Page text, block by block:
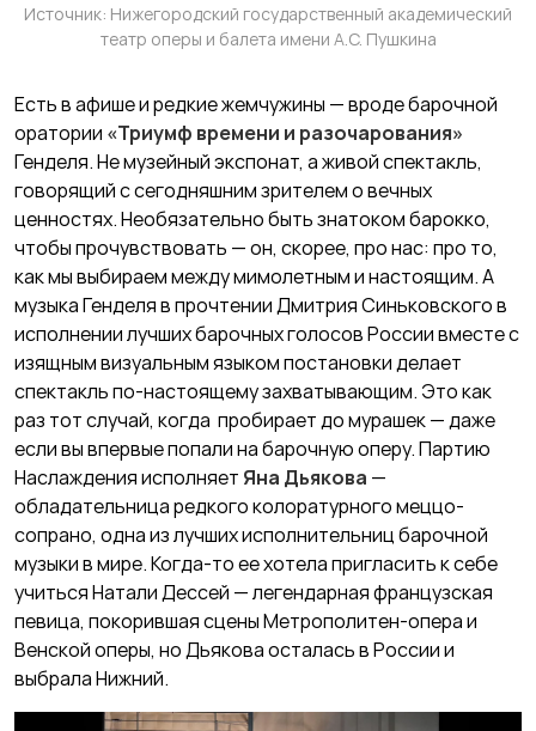
Источник: Нижегородский государственный академический
театр оперы и балета имени А.С. Пушкина
Есть в афише и редкие жемчужины — вроде барочной
оратории «Триумф времени и разочарования»
Генделя. Не музейный экспонат, а живой спектакль,
говорящий с сегодняшним зрителем о вечных
ценностях. Необязательно быть знатоком барокко,
чтобы прочувствовать — он, скорее, про нас: про то,
как мы выбираем между мимолетным и настоящим. А
музыка Генделя в прочтении Дмитрия Синьковского в
исполнении лучших барочных голосов России вместе с
изящным визуальным языком постановки делает
спектакль по-настоящему захватывающим. Это как
раз тот случай, когда пробирает до мурашек — даже
если вы впервые попали на барочную оперу. Партию
Наслаждения исполняет Яна Дьякова —
обладательница редкого колоратурного меццо-
сопрано, одна из лучших исполнительниц барочной
музыки в мире. Когда-то ее хотела пригласить к себе
учиться Натали Дессей — легендарная французская
певица, покорившая сцены Метрополитен-опера и
Венской оперы, но Дьякова осталась в России и
выбрала Нижний.